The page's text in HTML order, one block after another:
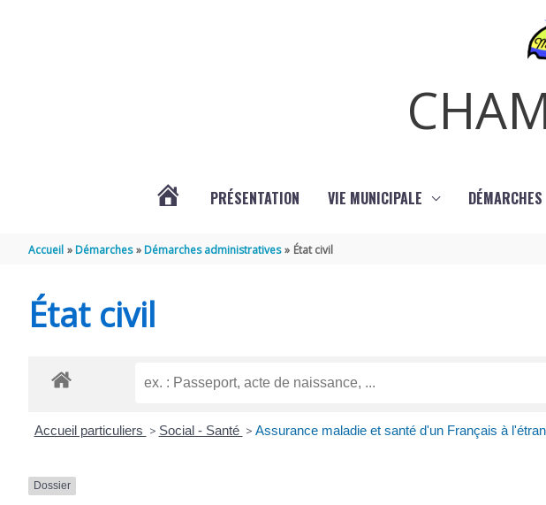
PRÉSENTATION VIE MUNICIPALE DÉMARCHES
Accueil Démarches Démarches administratives État civil
État civil
Accueil particuliers > Social - Santé > Assurance maladie et santé d'un Français à
Dossier